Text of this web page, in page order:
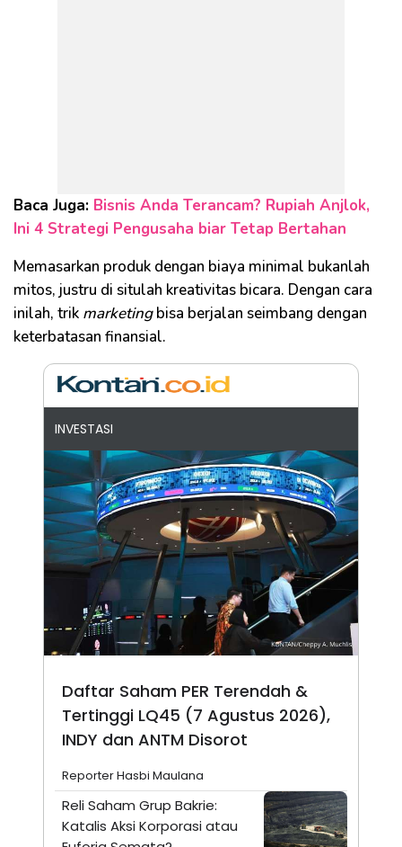
Baca Juga: Bisnis Anda Terancam? Rupiah Anjlok,
Ini 4 Strategi Pengusaha biar Tetap Bertahan
Memasarkan produk dengan biaya minimal bukanlah
mitos, justru di situlah kreativitas bicara. Dengan cara
inilah, trik marketingbisa berjalan seimbang dengan
keterbatasan finansial.
INVESTASI
Daftar Saham PER Terendah &
Tertinggi LQ45 (7 Agustus 2026),
INDY dan ANTM Disorot
Reporter Hasbi Maulana
Reli Saham Grup Bakrie:
Katalis Aksi Korporasi atau